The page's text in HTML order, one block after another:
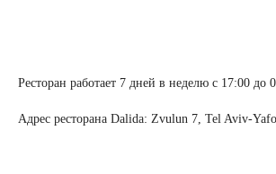
Ресторан работает 7 дней в неделю с 17:00 до
Адрес ресторана Dalida: Zvulun 7, Tel Aviv-Yafo